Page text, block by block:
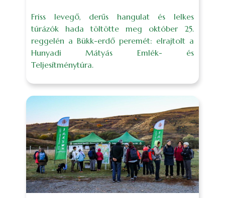
Friss levegő, derűs hangulat és lelkes
túrázók hada töltötte meg október 25.
reggelén a Bükk-erdő peremét: elrajtolt a
Hunyadi Mátyás Emlék- és
Teljesítménytúra.